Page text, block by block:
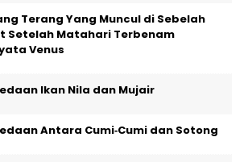
Terang Yang Muncul di Sebelah
Setelah Matahari Terbenam
Venus
Ikan Nila dan Mujair
Antara Cumi‑Cumi dan Sotong